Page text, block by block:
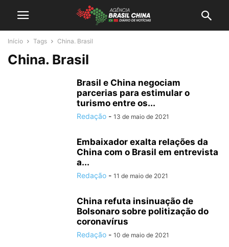
Início Tags China. Brasil
China. Brasil
Brasil e China negociam
parcerias para estimular o
turismo entre os...
Redação - 13 de maio de 2021
Embaixador exalta relações da
China com o Brasil em entrevista
a...
Redação - 11 de maio de 2021
China refuta insinuação de
Bolsonaro sobre politização do
coronavírus
Redação - 10 de maio de 2021